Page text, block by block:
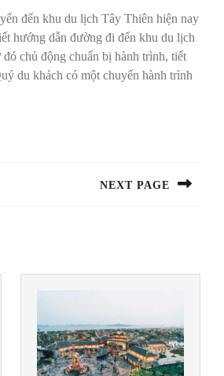
đến khu du lịch Tây Thiên hiện nay
hướng dẫn đường đi đến khu du lịch
chủ động chuẩn bị hành trình, tiết
du khách có một chuyến hành trình
NEXT PAGE